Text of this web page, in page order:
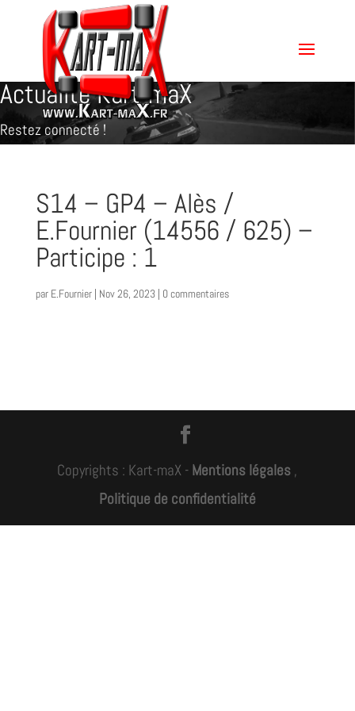
Actualité Kart-maX
Restez connecté !
S14 – GP4 – Alès /
E.Fournier (14556 / 625) –
Participe : 1
par E.Fournier| Nov 26, 2023| 0 commentaires
Copyrights : Kart-maX - Mentions légales ,
Politique de confidentialité